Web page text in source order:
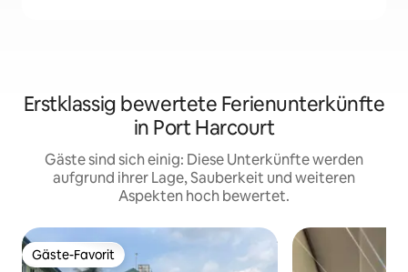
Erstklassig bewertete Ferienunterkünfte
in Port Harcourt
Gäste sind sich einig: Diese Unterkünfte werden
aufgrund ihrer Lage, Sauberkeit und weiteren
Aspekten hoch bewertet.
Gäste-Favorit
Gäste-Favorit